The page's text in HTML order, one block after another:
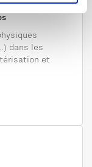
dans les
et